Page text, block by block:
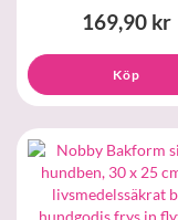
169,90 kr
Köp